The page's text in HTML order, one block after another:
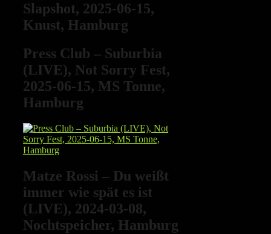
Slapshot, 2025-06-15,
Knust, Hamburg
Press Club – Suburbia
(LIVE), Not Sorry Fest,
2025-06-15, MS Tonne,
Hamburg
Matze Rossi – Du weißt
immer wie spät es ist
(LIVE), 2024-03-08,
Nochtspeicher, Hamburg